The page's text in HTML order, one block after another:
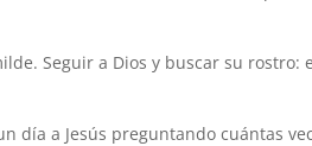
Seguir a Dios y buscar su rostro:
día a Jesús preguntando cuántas